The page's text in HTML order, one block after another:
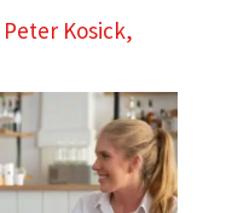
Peter Kosick,